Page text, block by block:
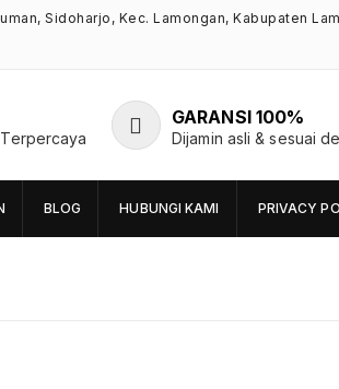
Sidoharjo, Kec. Lamongan, Kabupaten
GARANSI 100%
Dijamin asli & sesuai
BLOG HUBUNGI KAMI PRIVACY